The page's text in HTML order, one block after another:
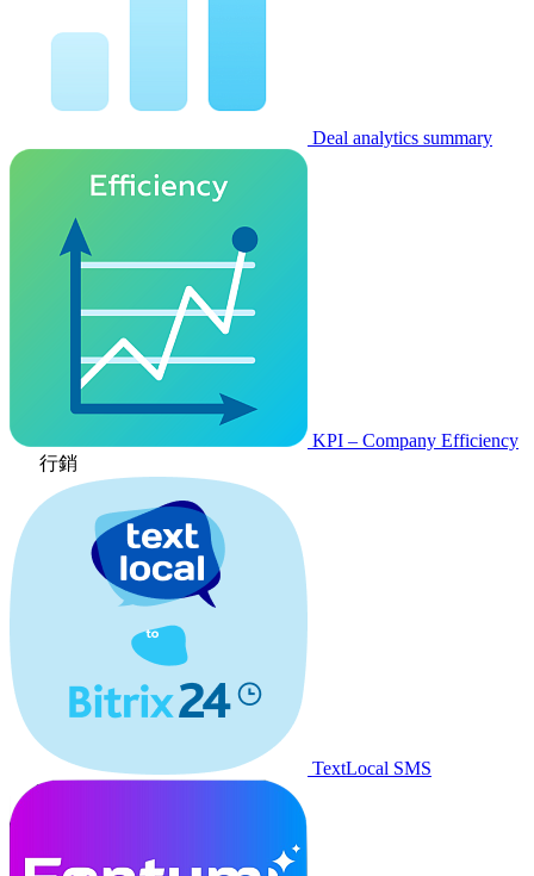
Deal analytics summary
KPI – Company Efficiency
行銷
TextLocal SMS